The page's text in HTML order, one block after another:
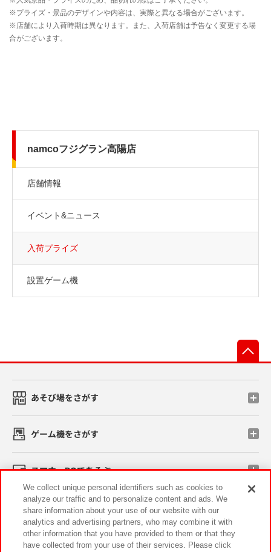
namcoフジグラン高陽店
店舗情報
イベント&ニュース
入荷プライズ
設置ゲーム機
あそび場をさがす
ゲーム機をさがす
スマホ・PCであそぶ
イベント・キャンペーン
We collect unique personal identifiers such as cookies to
analyze our traffic and to personalize content and ads. We
share information about your use of our website with our
analytics and advertising partners, who may combine it with
other information that you have provided to them or that they
have collected from your use of their services. Please click